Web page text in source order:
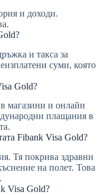
и доходи.
и такса за
суми, която
Gold?
магазини и онлайн
плащания в
Fibank Visa Gold?
Тя покрива здравни
на полет. Това
Visa Gold?